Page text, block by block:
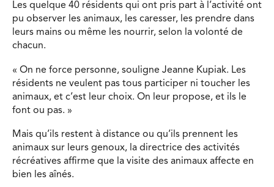
Les quelque 40 résidents qui ont pris part à l’activité ont
pu observer les animaux, les caresser, les prendre dans
leurs mains ou même les nourrir, selon la volonté de
chacun.
« On ne force personne, souligne Jeanne Kupiak. Les
résidents ne veulent pas tous participer ni toucher les
animaux, et c’est leur choix. On leur propose, et ils le
font ou pas. »
Mais qu’ils restent à distance ou qu’ils prennent les
animaux sur leurs genoux, la directrice des activités
récréatives affirme que la visite des animaux affecte en
bien les aînés.